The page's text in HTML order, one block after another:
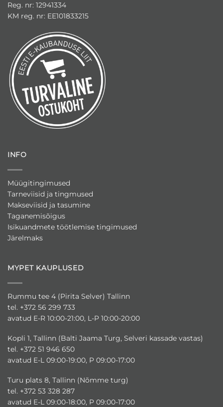
Reg. nr: 12941334
KM reg. nr: EE101833215
INFO
Müügitingimused
Tarneviisid ja tingmused
Makseviisid ja tasumine
Taganemisõigus
Isikuandmete töötlemise tingimused
Järelmaks
MYPET KAUPLUSED
Rummu tee 4 (Pirita Selver) Tallinn
tel. +372 56 299 733
avatud E-R 10:00-21:00, L-P 10:00-20:00
Kopli 1, Tallinn (Balti Jaama Turg, Selveri kassade vastas)
tel. +372 51 946 650
avatud E-L 09:00-19:00, P 09:00-17:00
Turu plats 8, Tallinn (Nõmme turg)
tel. +372 53 328 287
avatud E-L 09:00-18:00, P 09:00-17:00